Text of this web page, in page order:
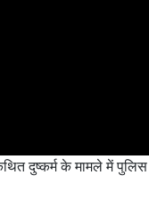
दुष्कर्म के मामले में